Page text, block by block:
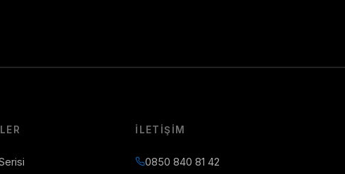
İLETIŞIM
0850 840 81 42